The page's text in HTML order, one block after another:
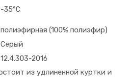
-35°С
полиэфирная (100% полиэфир)
Серый
12.4.303-2016
из удлиненной куртки и